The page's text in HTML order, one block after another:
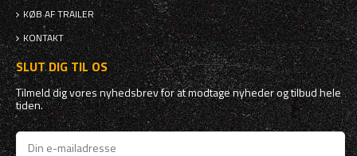
KØB AF TRAILER
KONTAKT
SLUT DIG TIL OS
Tilmeld dig vores nyhedsbrev for at modtage nyheder og tilbud hele
tiden.